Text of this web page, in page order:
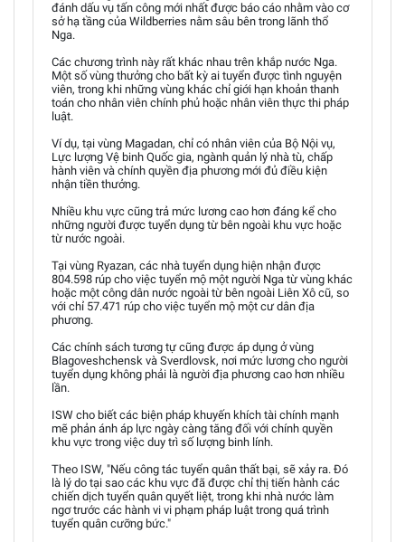
đánh dấu vụ tấn công mới nhất được báo cáo nhằm vào cơ
sở hạ tầng của Wildberries nằm sâu bên trong lãnh thổ
Nga.
Các chương trình này rất khác nhau trên khắp nước Nga.
Một số vùng thưởng cho bất kỳ ai tuyển được tình nguyện
viên, trong khi những vùng khác chỉ giới hạn khoản thanh
toán cho nhân viên chính phủ hoặc nhân viên thực thi pháp
luật.
Ví dụ, tại vùng Magadan, chỉ có nhân viên của Bộ Nội vụ,
Lực lượng Vệ binh Quốc gia, ngành quản lý nhà tù, chấp
hành viên và chính quyền địa phương mới đủ điều kiện
nhận tiền thưởng.
Nhiều khu vực cũng trả mức lương cao hơn đáng kể cho
những người được tuyển dụng từ bên ngoài khu vực hoặc
từ nước ngoài.
Tại vùng Ryazan, các nhà tuyển dụng hiện nhận được
804.598 rúp cho việc tuyển mộ một người Nga từ vùng khác
hoặc một công dân nước ngoài từ bên ngoài Liên Xô cũ, so
với chỉ 57.471 rúp cho việc tuyển mộ một cư dân địa
phương.
Các chính sách tương tự cũng được áp dụng ở vùng
Blagoveshchensk và Sverdlovsk, nơi mức lương cho người
tuyển dụng không phải là người địa phương cao hơn nhiều
lần.
ISW cho biết các biện pháp khuyến khích tài chính mạnh
mẽ phản ánh áp lực ngày càng tăng đối với chính quyền
khu vực trong việc duy trì số lượng binh lính.
Theo ISW, "Nếu công tác tuyển quân thất bại, sẽ xảy ra. Đó
là lý do tại sao các khu vực đã được chỉ thị tiến hành các
chiến dịch tuyển quân quyết liệt, trong khi nhà nước làm
ngơ trước các hành vi vi phạm pháp luật trong quá trình
tuyển quân cưỡng bức."